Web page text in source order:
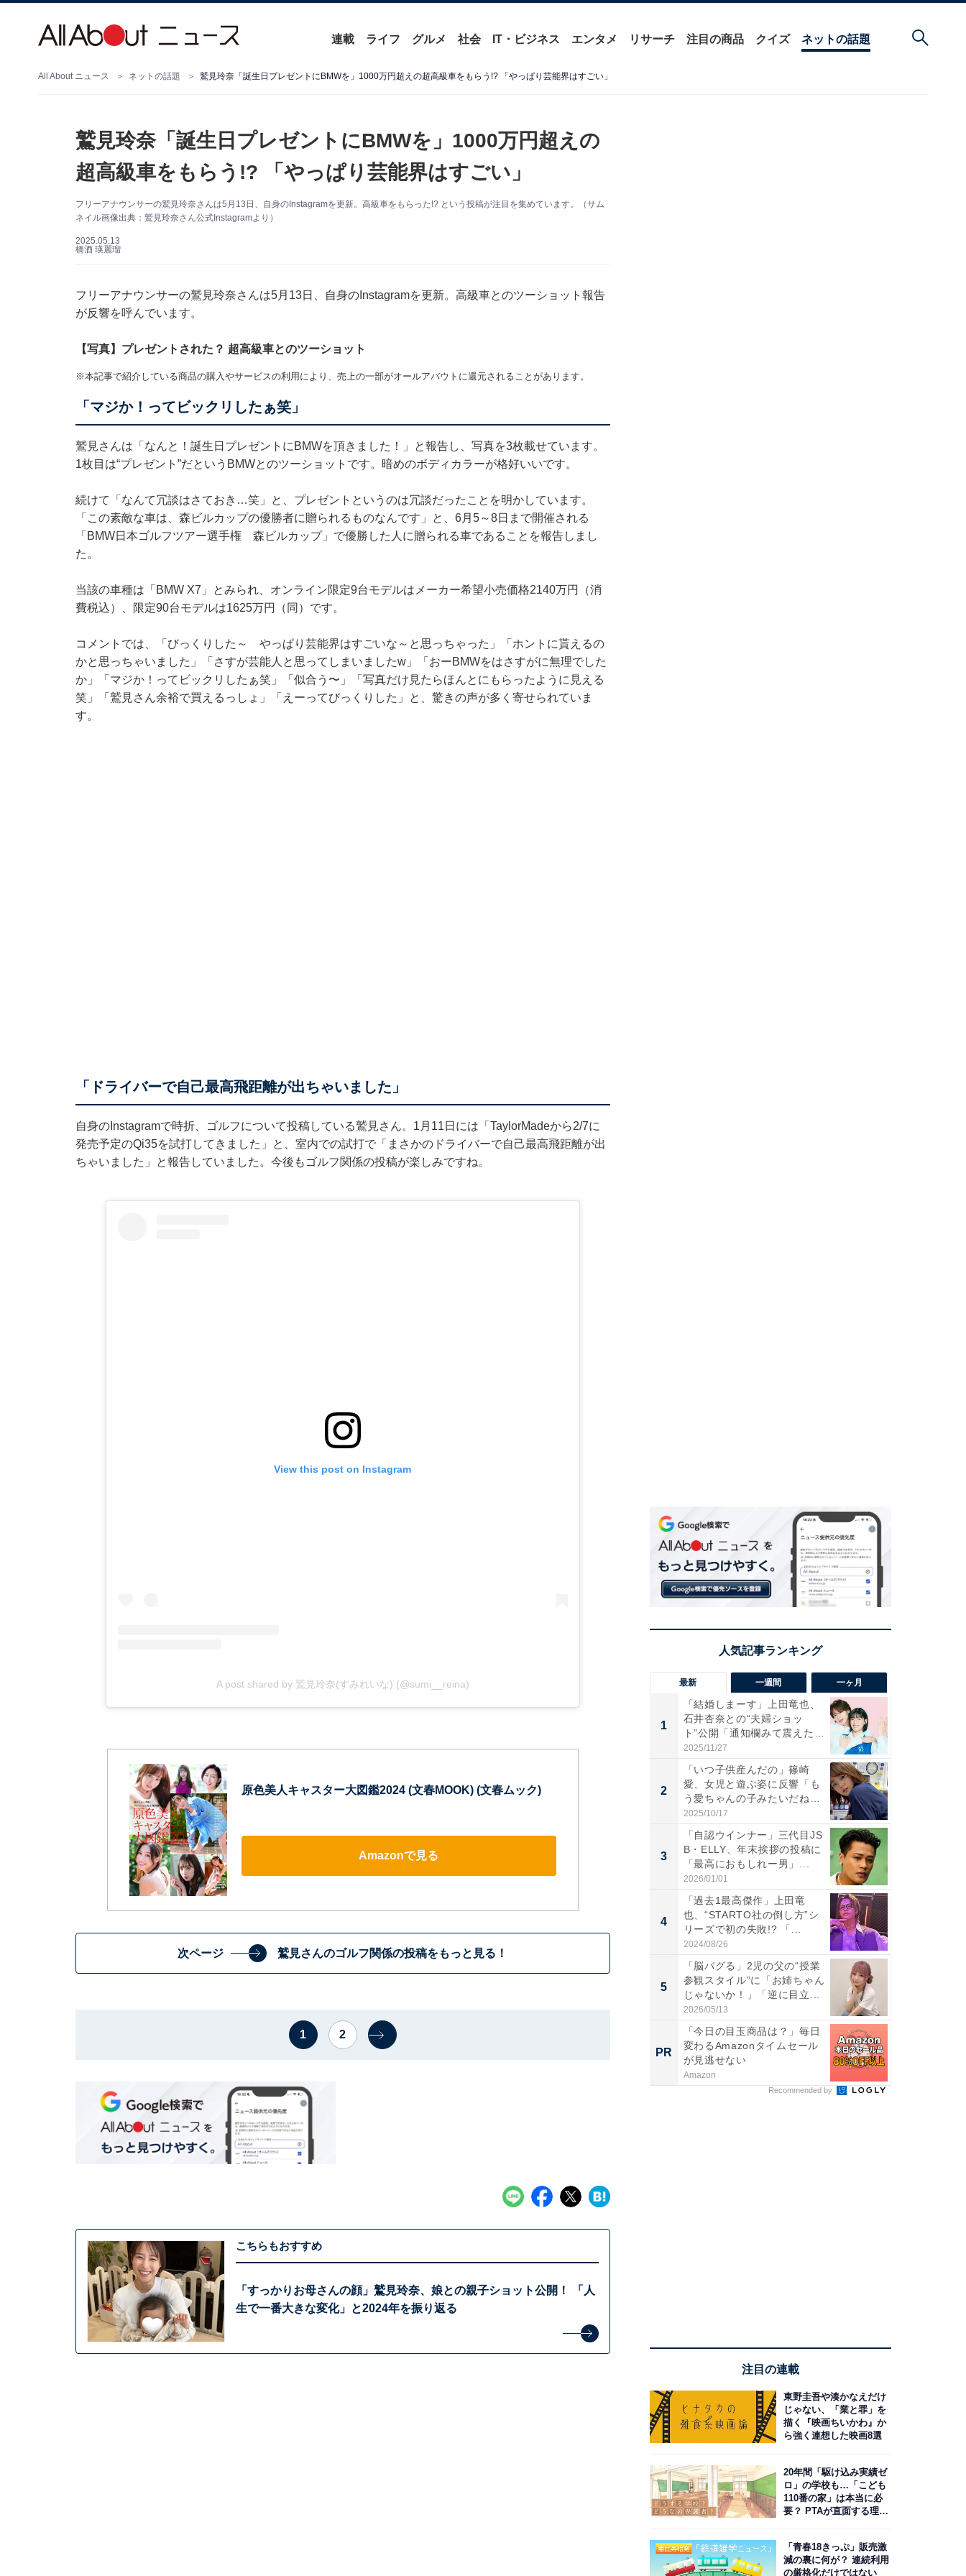
連載 ライフ グルメ 社会 IT・ビジネス エンタメ リサーチ 注目の商品 クイズ ネットの話題
All About ニュース ネットの話題 鷲見玲奈「誕生日プレゼントにBMWを」1000万円超えの超高級車をもらう!? 「やっぱり芸能界はすごい」
鷲見玲奈「誕生日プレゼントにBMWを」1000万円超えの
超高級車をもらう!? 「やっぱり芸能界はすごい」
フリーアナウンサーの鷲見玲奈さんは5月13日、自身のInstagramを更新。高級車をもらった!? という投稿が注目を集めています。（サム
ネイル画像出典：鷲見玲奈さん公式Instagramより）
2025.05.13
橋酒 瑛麗瑠
フリーアナウンサーの鷲見玲奈さんは5月13日、自身のInstagramを更新。高級車とのツーショット報告
が反響を呼んでいます。
【写真】プレゼントされた？ 超高級車とのツーショット
※本記事で紹介している商品の購入やサービスの利用により、売上の一部がオールアバウトに還元されることがあります。
「マジか！ってビックリしたぁ笑」
鷲見さんは「なんと！誕生日プレゼントにBMWを頂きました！」と報告し、写真を3枚載せています。
1枚目は“プレゼント”だというBMWとのツーショットです。暗めのボディカラーが格好いいです。
続けて「なんて冗談はさておき…笑」と、プレゼントというのは冗談だったことを明かしています。
「この素敵な車は、森ビルカップの優勝者に贈られるものなんです」と、6月5～8日まで開催される
「BMW日本ゴルフツアー選手権 森ビルカップ」で優勝した人に贈られる車であることを報告しまし
た。
当該の車種は「BMW X7」とみられ、オンライン限定9台モデルはメーカー希望小売価格2140万円（消
費税込）、限定90台モデルは1625万円（同）です。
コメントでは、「びっくりした～ やっぱり芸能界はすごいな～と思っちゃった」「ホントに貰えるの
かと思っちゃいました」「さすが芸能人と思ってしまいましたw」「おーBMWをはさすがに無理でした
か」「マジか！ってビックリしたぁ笑」「似合う〜」「写真だけ見たらほんとにもらったように見える
笑」「鷲見さん余裕で買えるっしょ」「えーってびっくりした」と、驚きの声が多く寄せられていま
す。
「ドライバーで自己最高飛距離が出ちゃいました」
自身のInstagramで時折、ゴルフについて投稿している鷲見さん。1月11日には「TaylorMadeから2/7に
発売予定のQi35を試打してきました」と、室内での試打で「まさかのドライバーで自己最高飛距離が出
ちゃいました」と報告していました。今後もゴルフ関係の投稿が楽しみですね。
View this post on Instagram
A post shared by 鷲見玲奈(すみれいな) (@sumi__reina)
原色美人キャスター大図鑑2024 (文春MOOK) (文春ムック)
Amazonで見る
次ページ 鷲見さんのゴルフ関係の投稿をもっと見る！
1 2
こちらもおすすめ
「すっかりお母さんの顔」鷲見玲奈、娘との親子ショット公開！ 「人
生で一番大きな変化」と2024年を振り返る
最新 一週間 一ヶ月
1
「結婚しまーす」上田竜也、
石井杏奈との“夫婦ショッ
ト”公開「通知欄みて震えた」
「...
2025/11/27
2
「いつ子供産んだの」篠崎
愛、女児と遊ぶ姿に反響「も
う愛ちゃんの子みたいだね」
「完...
2025/10/17
3
「自認ウインナー」三代目JS
B・ELLY、年末挨拶の投稿に
「最高におもしれー男」...
2026/01/01
4
「過去1最高傑作」上田竜
也、“STARTO社の倒し方”シ
リーズで初の失敗!? 「...
2024/08/26
5
「脳バグる」2児の父の“授業
参観スタイル”に「お姉ちゃん
じゃないか！」「逆に目立...
2026/05/13
PR
「今日の目玉商品は？」毎日
変わるAmazonタイムセール
が見逃せない
Amazon
Recommended by
注目の連載
東野圭吾や湊かなえだけ
じゃない、「業と罪」を
描く『映画ちいかわ』か
ら強く連想した映画8選
20年間「駆け込み実績ゼ
ロ」の学校も…「こども
110番の家」は本当に必
要？ PTAが直面する理想
「青春18きっぷ」販売激
減の裏に何が？ 連続利用
の厳格化だけではない